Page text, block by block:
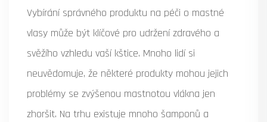
Vybírání správného produktu na péči o mastné
vlasy může být klíčové pro udržení zdravého a
svěžího vzhledu vaší kštice. Mnoho lidí si
neuvědomuje, že některé produkty mohou jejich
problémy se zvýšenou mastnotou vlákna jen
zhoršit. Na trhu existuje mnoho šamponů a